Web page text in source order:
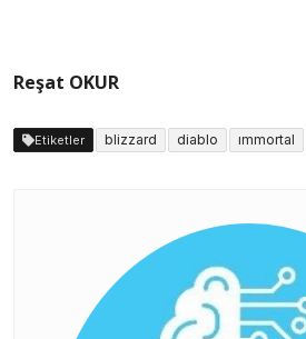
Reşat OKUR
Etiketler blizzard diablo ımmortal